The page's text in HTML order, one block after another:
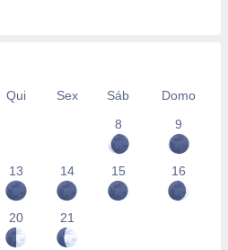
Qui Sex Sáb
Domo
8
9
13 14 15 16
20 21